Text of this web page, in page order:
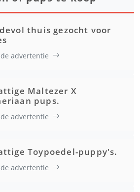
thuis gezocht voor
advertentie
Maltezer X
pups.
advertentie
Toypoedel-puppy's.
advertentie